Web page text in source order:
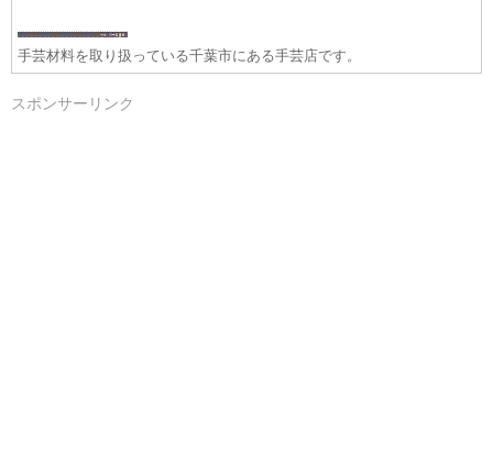
手芸材料を取り扱っている千葉市にある手芸店です。
スポンサーリンク